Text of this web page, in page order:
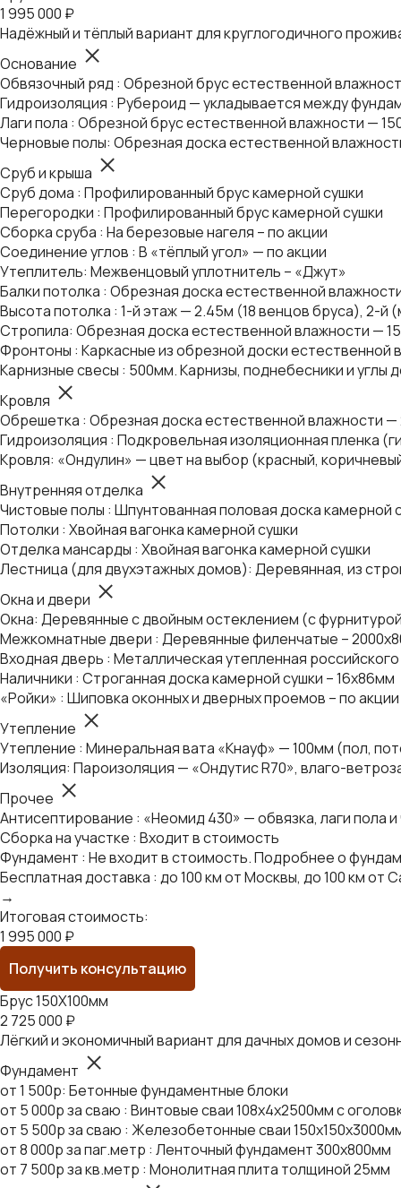
1 995 000 ₽
Надёжный и тёплый вариант для круглогодичного
Основание
Обвязочный ряд : Обрезной брус естественной
Гидроизоляция : Рубероид — укладывается между
Лаги пола : Обрезной брус естественной влажности —
Черновые полы: Обрезная доска естественной
Сруб и крыша
Сруб дома : Профилированный брус камерной сушки
Перегородки : Профилированный брус камерной сушки
Сборка сруба : На березовые нагеля – по акции
Соединение углов : В «тёплый угол» — по акции
Утеплитель: Межвенцовый уплотнитель – «Джут»
Балки потолка : Обрезная доска естественной
Высота потолка : 1-й этаж — 2.45м (18 венцов бруса), 2-
Стропила: Обрезная доска естественной влажности —
Фронтоны : Каркасные из обрезной доски естественной
Карнизные свесы : 500мм. Карнизы, поднебесники и углы
Кровля
Обрешетка : Обрезная доска естественной влажности —
Гидроизоляция : Подкровельная изоляционная пленка
Кровля: «Ондулин» — цвет на выбор (красный,
Внутренняя отделка
Чистовые полы : Шпунтованная половая доска камерной
Потолки : Хвойная вагонка камерной сушки
Отделка мансарды : Хвойная вагонка камерной сушки
Лестница (для двухэтажных домов): Деревянная, из
Окна и двери
Окна: Деревянные с двойным остеклением (с
Межкомнатные двери : Деревянные филенчатые –
Входная дверь : Металлическая утепленная
Наличники : Строганная доска камерной сушки – 16х86мм
«Ройки» : Шиповка оконных и дверных проемов – по акции
Утепление
Утепление : Минеральная вата «Кнауф» — 100мм (пол,
Изоляция: Пароизоляция — «Ондутис R70», влаго-
Прочее
Антисептирование : «Неомид 430» — обвязка, лаги пола
Сборка на участке : Входит в стоимость
Фундамент : Не входит в стоимость. Подробнее о
Бесплатная доставка : до 100 км от Москвы, до 100 км
→
Итоговая стоимость:
1 995 000 ₽
Получить консультацию
Брус 150Х100мм
2 725 000 ₽
Лёгкий и экономичный вариант для дачных домов и
Фундамент
от 1 500р: Бетонные фундаментные блоки
от 5 000р за сваю : Винтовые сваи 108х4х2500мм с
от 5 500р за сваю : Железобетонные сваи
от 8 000р за паг.метр : Ленточный фундамент 300х800мм
от 7 500р за кв.метр : Монолитная плита толщиной 25мм